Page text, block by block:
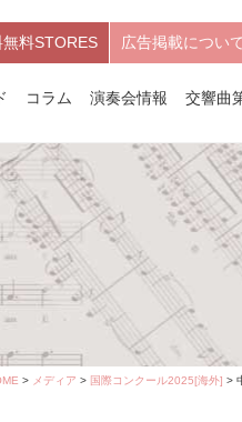
料STORES 広告掲載について
コラム 演奏会情報 交響曲
> メディア > 国際コンクール2025[海外] >